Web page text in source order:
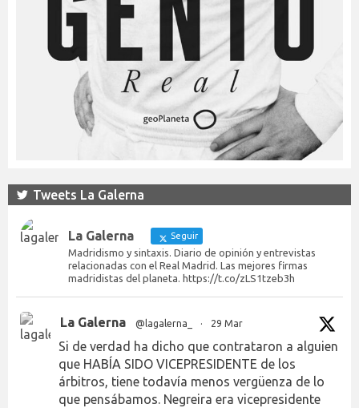
Tweets La Galerna
La Galerna Seguir
Madridismo y sintaxis. Diario de opinión y entrevistas
relacionadas con el Real Madrid. Las mejores firmas
madridistas del planeta. https://t.co/zLS1tzeb3h
La Galerna @lagalerna_ · 29 Mar
Si de verdad ha dicho que contrataron a alguien
que HABÍA SIDO VICEPRESIDENTE de los
árbitros, tiene todavía menos vergüenza de lo
que pensábamos. Negreira era vicepresidente